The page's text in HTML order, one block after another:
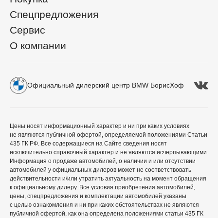
Спецпредложения
Сервис
О компании
Официальный дилерский центр BMW БорисХоф
Цены носят информационный характер и ни при каких условиях
не являются публичной офертой, определяемой положениями Статьи
435 ГК РФ. Все содержащиеся на Сайте сведения носят
исключительно справочный характер и не являются исчерпывающими.
Информация о продаже автомобилей, о наличии и или отсутствии
автомобилей у официальных дилеров может не соответствовать
действительности и/или утратить актуальность на момент обращения
к официальному дилеру. Все условия приобретения автомобилей,
цены, спецпредложения и комплектации автомобилей указаны
с целью ознакомления и ни при каких обстоятельствах не являются
публичной офертой, как она определена положениями статьи 435 ГК